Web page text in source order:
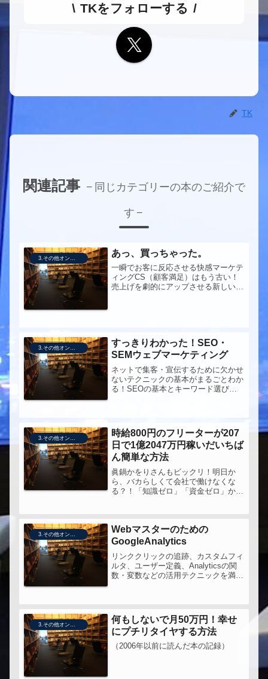
TKをフォローする
TK
関連記事
同じカテゴリーの本のご紹介で
す
あっ、買っちゃった。
一瞬でお客に反応させる快感マーケテ
ィングCS（顧客満足）はもう古い！
売上げを劇的にアップさせる新しい手
3.その他オンライン販売技術
すっきりわかった！SEO・
SEMウェブマーケティング
ネットで集客・宣伝するために欠かせ
ないテクニックの基本がまるごとわか
る！SEOの基本とキーワード選びリ
ミ・・・売れる仕掛けがココにある！
実家で売...
3.その他オンライン販売技術
時給800円のフリーターが207
日で1億2047万円稼いだいちば
ん簡単な方法
眞鍋かをりさんもビックリ！明日か
ら、バカらしくて会社で働けなくな
る？！「知識ゼロ」「資金ゼロ」から
のフリーターが207日で1億2047万...
3.その他オンライン販売技術
Webマスターのための
GoogleAnalytics
リンククリックの追跡、カスタムフィ
ルタ、ユーザー定義、Analyticsの関
数・変数などの活用テクニックを満
のマーケティ...
何もしないで月50万円！幸せ
にプチリタイヤする方法
（2006年以前に読んだ本の記録）